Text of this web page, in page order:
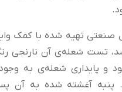
صنعتی تهیه شده با کمک
تست شعله‌ی آن نارنجی
و پایداری شعله‌ی به
پنبه آغشته شده به آن